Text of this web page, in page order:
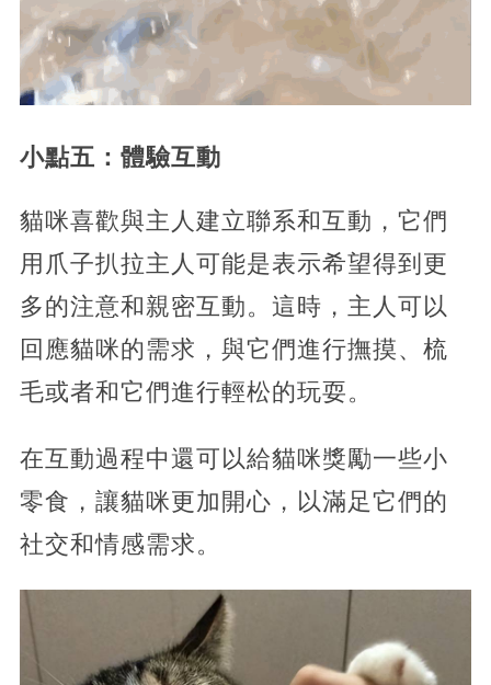
小點五：體驗互動
貓咪喜歡與主人建立聯系和互動，它們
用爪子扒拉主人可能是表示希望得到更
多的注意和親密互動。這時，主人可以
回應貓咪的需求，與它們進行撫摸、梳
毛或者和它們進行輕松的玩耍。
在互動過程中還可以給貓咪獎勵一些小
零食，讓貓咪更加開心，以滿足它們的
社交和情感需求。